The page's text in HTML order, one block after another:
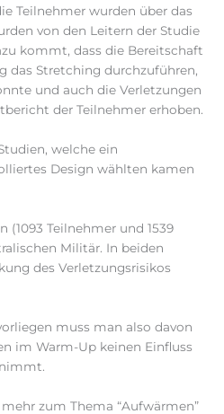
Teilnehmer wurden über das
von den Leitern der Studie
kommt, dass die Bereitschaft
das Stretching durchzuführen,
und auch die Verletzungen
der Teilnehmer erhoben.
welche ein
Design wählten kamen
(1093 Teilnehmer und 1539
Militär. In beiden
des Verletzungsrisikos
muss man also davon
im Warm-Up keinen Einfluss
zum Thema “Aufwärmen”